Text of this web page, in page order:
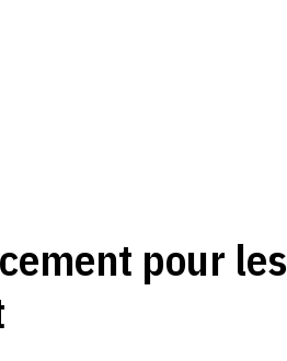
pour les